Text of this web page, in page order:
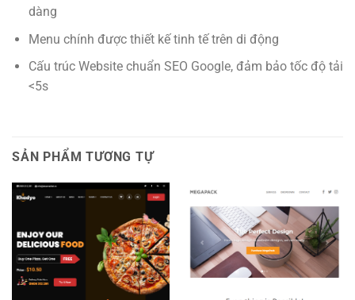
dàng
Menu chính được thiết kế tinh tế trên di động
Cấu trúc Website chuẩn SEO Google, đảm bảo tốc độ tải
<5s
SẢN PHẨM TƯƠNG TỰ